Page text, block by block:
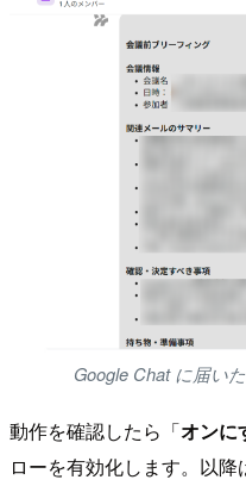
Google Chat に届い
動作を確認したら「オンに
ローを有効化します。以